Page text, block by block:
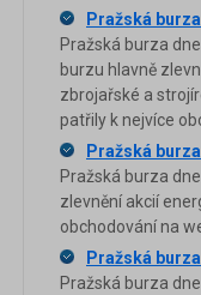
Pražská
Pražská burza
burzu hlavně
zbrojařské a
patřily k nejvíce
Pražská
Pražská burza
zlevnění akcií
obchodování na
Pražská
Pražská burza